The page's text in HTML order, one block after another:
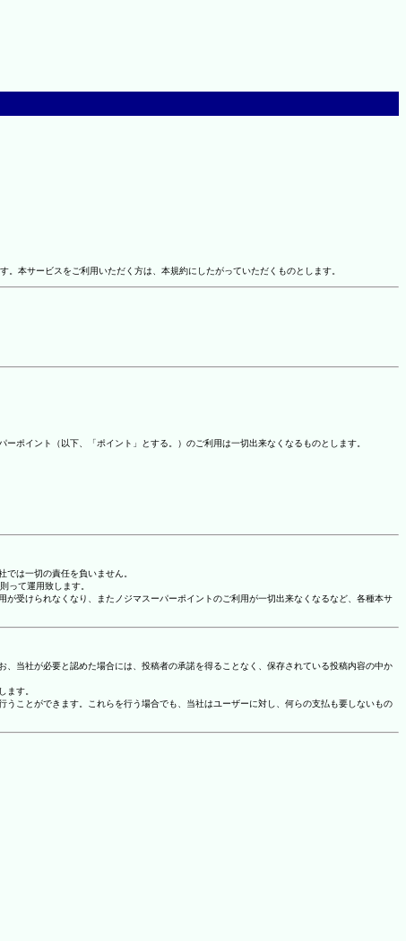
本サービスをご利用いただく方は、本規約にしたがっていただくものとします。
ポイント（以下、「ポイント」とする。）のご利用は一切出来なくなるものとします。
は一切の責任を負いません。
って運用致します。
受けられなくなり、またノジマスーパーポイントのご利用が一切出来なくなるなど、各種本サ
当社が必要と認めた場合には、投稿者の承諾を得ることなく、保存されている投稿内容の中か
ます。
ことができます。これらを行う場合でも、当社はユーザーに対し、何らの支払も要しないもの